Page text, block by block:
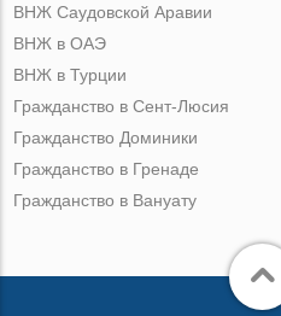
ВНЖ Саудовской Аравии
ВНЖ в ОАЭ
ВНЖ в Турции
Гражданство в Сент-Люсия
Гражданство Доминики
Гражданство в Гренаде
Гражданство в Вануату